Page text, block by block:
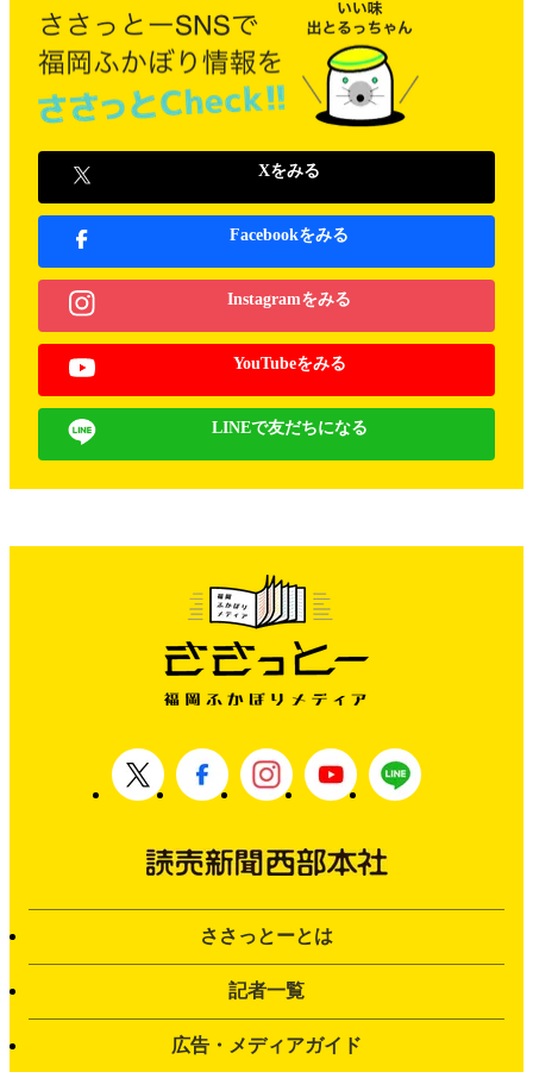
Xをみる
Facebookをみる
Instagramをみる
YouTubeをみる
LINEで友だちになる
ささっとーとは
記者一覧
広告・メディアガイド